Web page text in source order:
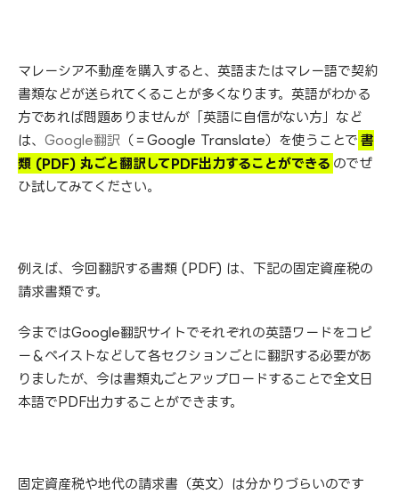
マレーシア不動産を購入すると、英語またはマレー語で契約
書類などが送られてくることが多くなります。英語がわかる
方であれば問題ありませんが「英語に自信がない方」など
は、 Google翻訳 （＝Google Translate）を使うことで 書
類 (PDF) 丸ごと翻訳してPDF出力することができる のでぜ
ひ試してみてください。
例えば、今回翻訳する書類 (PDF) は、下記の固定資産税の
請求書類です。
今まではGoogle翻訳サイトでそれぞれの英語ワードをコピ
ー＆ペイストなどして各セクションごとに翻訳する必要があ
りましたが、今は書類丸ごとアップロードすることで全文日
本語でPDF出力することができます。
固定資産税や地代の請求書（英文）は分かりづらいのです